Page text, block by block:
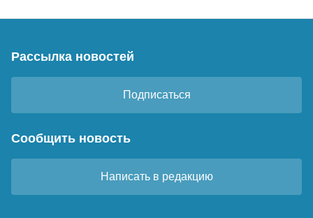
Рассылка новостей
Подписаться
Сообщить новость
Написать в редакцию